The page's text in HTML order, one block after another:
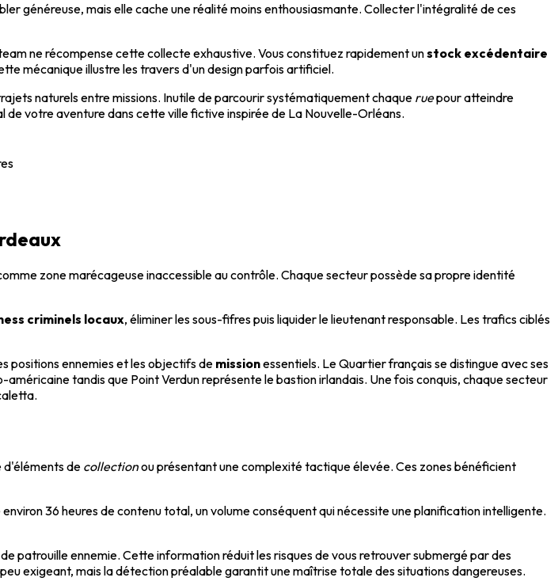
généreuse, mais elle cache une réalité moins enthousiasmante. Collecter l'intégralité de ces
ne récompense cette collecte exhaustive. Vous constituez rapidement unstock excédentaire
mécanique illustre les travers d'un design parfois artificiel.
naturels entre missions. Inutile de parcourir systématiquement chaque ruepour atteindre
votre aventure dans cette ville fictive inspirée de La Nouvelle-Orléans.
zone marécageuse inaccessible au contrôle. Chaque secteur possède sa propre identité
criminels locaux, éliminer les sous-fifres puis liquider le lieutenant responsable. Les trafics ciblés
positions ennemies et les objectifs de missionessentiels. Le Quartier français se distingue avec ses
tandis que Point Verdun représente le bastion irlandais. Une fois conquis, chaque secteur
d'éléments de collectionou présentant une complexité tactique élevée. Ces zones bénéficient
36 heures de contenu total, un volume conséquent qui nécessite une planification intelligente.
patrouille ennemie. Cette information réduit les risques de vous retrouver submergé par des
exigeant, mais la détection préalable garantit une maîtrise totale des situations dangereuses.